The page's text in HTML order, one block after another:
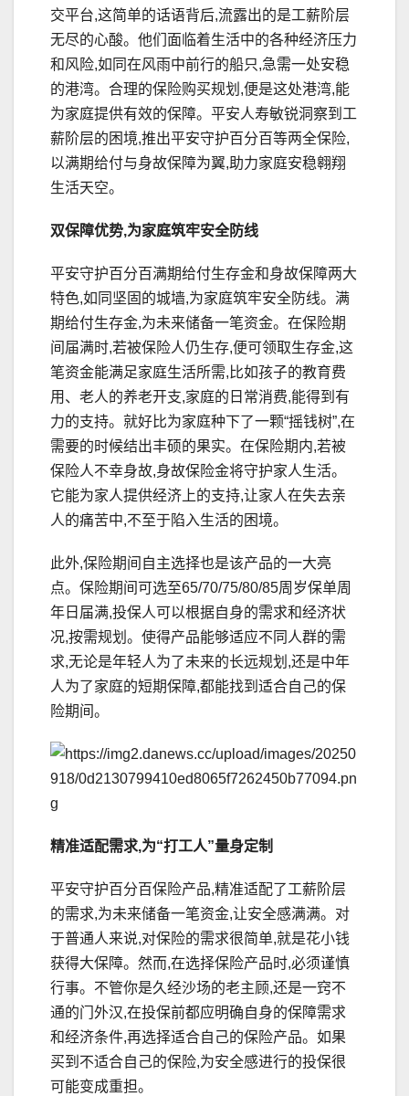
交平台,这简单的话语背后,流露出的是工薪阶层
无尽的心酸。他们面临着生活中的各种经济压力
和风险,如同在风雨中前行的船只,急需一处安稳
的港湾。合理的保险购买规划,便是这处港湾,能
为家庭提供有效的保障。平安人寿敏锐洞察到工
薪阶层的困境,推出平安守护百分百等两全保险,
以满期给付与身故保障为翼,助力家庭安稳翱翔
生活天空。
双保障优势,为家庭筑牢安全防线
平安守护百分百满期给付生存金和身故保障两大
特色,如同坚固的城墙,为家庭筑牢安全防线。满
期给付生存金,为未来储备一笔资金。在保险期
间届满时,若被保险人仍生存,便可领取生存金,这
笔资金能满足家庭生活所需,比如孩子的教育费
用、老人的养老开支,家庭的日常消费,能得到有
力的支持。就好比为家庭种下了一颗“摇钱树”,在
需要的时候结出丰硕的果实。在保险期内,若被
保险人不幸身故,身故保险金将守护家人生活。
它能为家人提供经济上的支持,让家人在失去亲
人的痛苦中,不至于陷入生活的困境。
此外,保险期间自主选择也是该产品的一大亮
点。保险期间可选至65/70/75/80/85周岁保单周
年日届满,投保人可以根据自身的需求和经济状
况,按需规划。使得产品能够适应不同人群的需
求,无论是年轻人为了未来的长远规划,还是中年
人为了家庭的短期保障,都能找到适合自己的保
险期间。
精准适配需求,为“打工人”量身定制
平安守护百分百保险产品,精准适配了工薪阶层
的需求,为未来储备一笔资金,让安全感满满。对
于普通人来说,对保险的需求很简单,就是花小钱
获得大保障。然而,在选择保险产品时,必须谨慎
行事。不管你是久经沙场的老主顾,还是一窍不
通的门外汉,在投保前都应明确自身的保障需求
和经济条件,再选择适合自己的保险产品。如果
买到不适合自己的保险,为安全感进行的投保很
可能变成重担。